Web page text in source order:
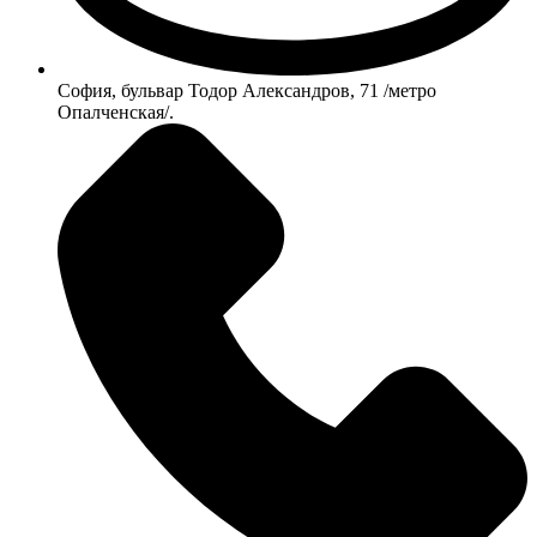
София, бульвар Тодор Александров, 71 /метро
Опалченская/.